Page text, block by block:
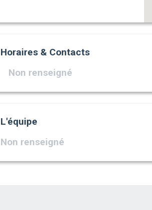
Horaires & Contacts
Non renseigné
L'équipe
Non renseigné